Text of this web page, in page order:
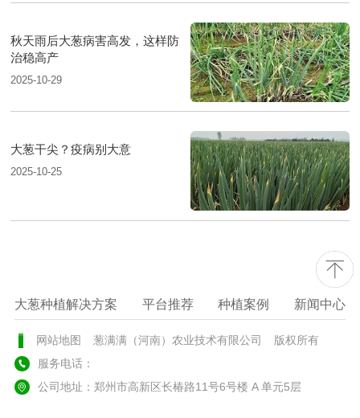
秋天雨后大葱病害高发，这样防
治稳高产
2025-10-29
大葱干尖？疫病别大意
2025-10-25
大葱种植解决方案 平台推荐 种植案例 新闻中心
网站地图 葱满满（河南）农业技术有限公司
版权所有
服务电话：
公司地址：郑州市高新区长椿路11号6号楼 A 单元5层